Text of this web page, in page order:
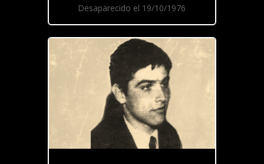
Desaparecido el 19/10/1976